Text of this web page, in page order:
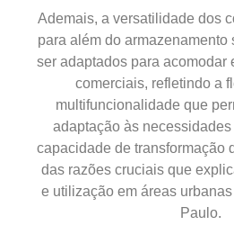
Ademais, a versatilidade dos
para além do
ser adaptados para acomodar
comerciais, refletindo a
multifuncionalidade que
adaptação às
capacidade de transformação
das razões cruciais que
e utilização em áreas
Paulo.